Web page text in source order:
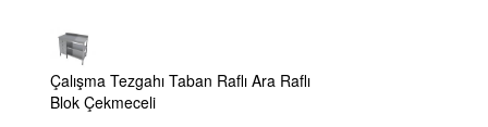
Çalışma Tezgahı Taban Raflı Ara Raflı
Blok Çekmeceli